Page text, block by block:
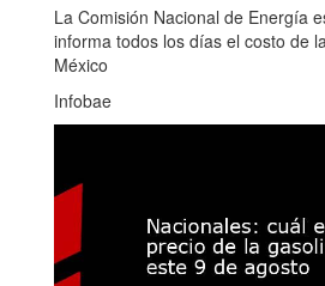
La Comisión Nacional de Energía
informa todos los días el costo de
México
Infobae